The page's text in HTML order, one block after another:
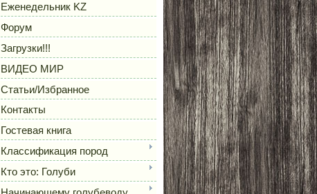
Еженедельник KZ
Форум
Загрузки!!!
ВИДЕО МИР
Статьи/Избранное
Контакты
Гостевая книга
Классификация пород
Кто это: Голуби